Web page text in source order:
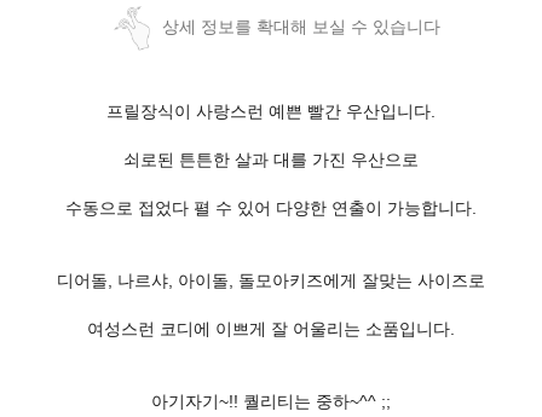
상세 정보를 확대해 보실 수 있습니다
프릴장식이 사랑스런 예쁜 빨간 우산입니다.
쇠로된 튼튼한 살과 대를 가진 우산으로
수동으로 접었다 펼 수 있어 다양한 연출이 가능합니다.
디어돌, 나르샤, 아이돌, 돌모아키즈에게 잘맞는 사이즈로
여성스런 코디에 이쁘게 잘 어울리는 소품입니다.
아기자기~!! 퀄리티는 중하~^^ ;;